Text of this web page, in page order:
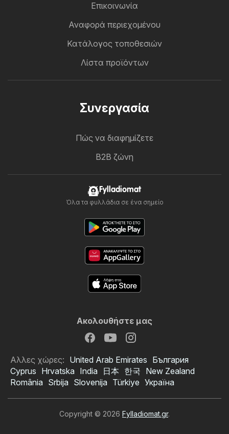
Επικοινωνία
Αναφορά περιεχομένου
Κατάλογος τοποθεσιών
Λίστα προϊόντων
Συνεργασία
Πώς να διαφημίζετε
B2B ζώνη
Fylladiomat
Όλα τα φυλλάδια σε ένα σημείο
Ακολουθήστε μας
Αλλες χώρες: United Arab Emirates България
Cyprus Hrvatska India 日本 한국 New Zealand
România Srbija Slovenija Türkiye Україна
Copyright © 2026 Fylladiomat.gr.